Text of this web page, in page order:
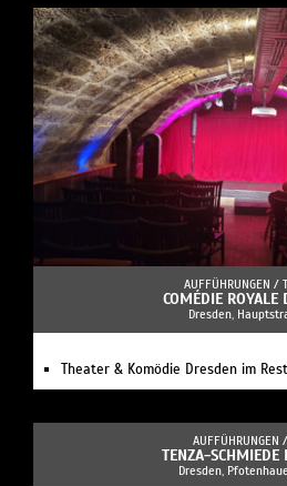
AUFFÜHRUNGEN /
COMÉDIE ROYALE
Dresden,
Theater & Komödie Dresden im
AUFFÜHRUNGEN /
TENZA-SCHMIEDE
Dresden,